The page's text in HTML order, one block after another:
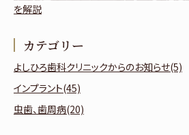
を解説
カテゴリー
よしひろ歯科クリニックからのお知らせ(5)
インプラント(45)
虫歯、歯周病(20)